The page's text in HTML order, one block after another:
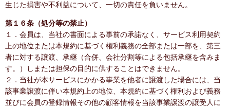
生じた損害や不利益について、一切の責任を負いません。
第１６条（処分等の禁止）
１．会員は、当社の書面による事前の承諾なく、サービス利用契約
上の地位または本規約に基づく権利義務の全部または一部を、第三
者に対する譲渡、承継（合併、会社分割等による包括承継を含みま
す。）しまたは担保の目的に供することはできません。
２．当社が本サービスにかかる事業を他者に譲渡した場合には、当
該事業譲渡に伴い本規約上の地位、本規約に基づく権利および義務
並びに会員の登録情報その他の顧客情報を当該事業譲渡の譲受人に